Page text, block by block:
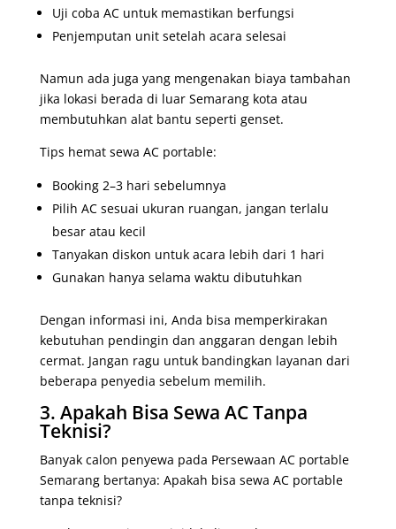
Uji coba AC untuk memastikan berfungsi
Penjemputan unit setelah acara selesai
Namun ada juga yang mengenakan biaya tambahan
jika lokasi berada di luar Semarang kota atau
membutuhkan alat bantu seperti genset.
Tips hemat sewa AC portable:
Booking 2–3 hari sebelumnya
Pilih AC sesuai ukuran ruangan, jangan terlalu
besar atau kecil
Tanyakan diskon untuk acara lebih dari 1 hari
Gunakan hanya selama waktu dibutuhkan
Dengan informasi ini, Anda bisa memperkirakan
kebutuhan pendingin dan anggaran dengan lebih
cermat. Jangan ragu untuk bandingkan layanan dari
beberapa penyedia sebelum memilih.
3. Apakah Bisa Sewa AC Tanpa
Teknisi?
Banyak calon penyewa pada Persewaan AC portable
Semarang bertanya: Apakah bisa sewa AC portable
tanpa teknisi?